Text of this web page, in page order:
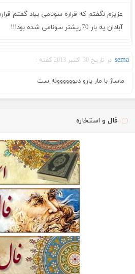
عزیزم نگفتم که قراره سونامی بیاد گفتم
آبادان یه بار 70ریشتر سونامی شده بود!!!
sema در تاریخ 30 اکتبر 2013 گفته :
ماساژ با مار يارو ديوووووونه ست
فال و استخاره